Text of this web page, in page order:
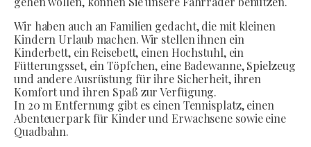
Wir haben auch an Familien gedacht, die mit kleinen
Kindern Urlaub machen. Wir stellen ihnen ein
Kinderbett, ein Reisebett, einen Hochstuhl, ein
Fütterungsset, ein Töpfchen, eine Badewanne, Spielzeug
und andere Ausrüstung für ihre Sicherheit, ihren
Komfort und ihren Spaß zur Verfügung.
In 20 m Entfernung gibt es einen Tennisplatz, einen
Abenteuerpark für Kinder und Erwachsene sowie eine
Quadbahn.